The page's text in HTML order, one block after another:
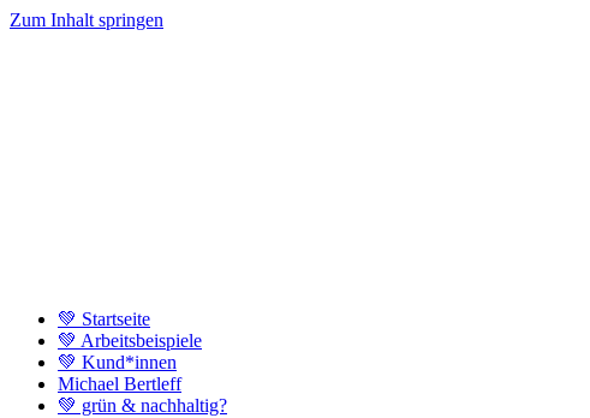
Zum Inhalt springen
💚 Startseite
💚 Arbeitsbeispiele
💚 Kund*innen
Michael Bertleff
💚 grün & nachhaltig?